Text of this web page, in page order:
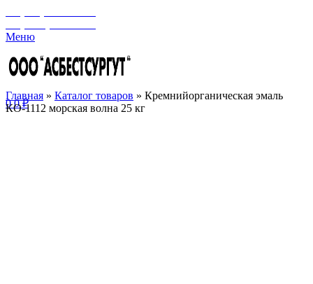
Меню
00₽
Главная » Каталог товаров » Кремнийорганическая эмаль
КО-1112 морская волна 25 кг